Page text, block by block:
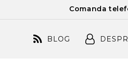
Comanda
BLOG